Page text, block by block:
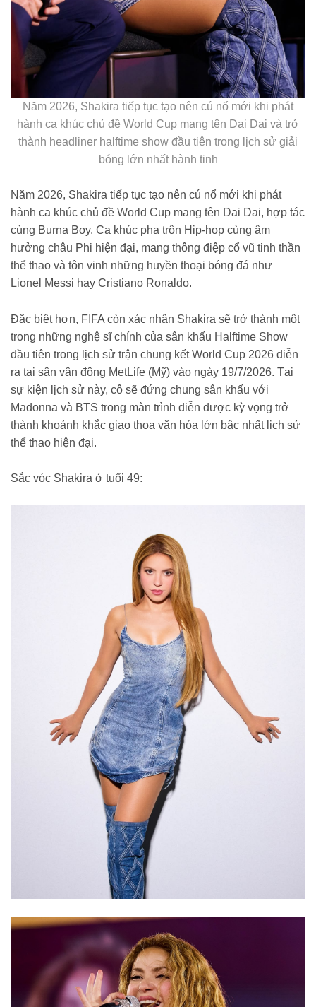
Năm 2026, Shakira tiếp tục tạo nên cú nổ mới khi phát
hành ca khúc chủ đề World Cup mang tên Dai Dai và trở
thành headliner halftime show đầu tiên trong lịch sử giải
bóng lớn nhất hành tinh
Năm 2026, Shakira tiếp tục tạo nên cú nổ mới khi phát
hành ca khúc chủ đề World Cup mang tên Dai Dai, hợp tác
cùng Burna Boy. Ca khúc pha trộn Hip-hop cùng âm
hưởng châu Phi hiện đại, mang thông điệp cổ vũ tinh thần
thể thao và tôn vinh những huyền thoại bóng đá như
Lionel Messi hay Cristiano Ronaldo.
Đặc biệt hơn, FIFA còn xác nhận Shakira sẽ trở thành một
trong những nghệ sĩ chính của sân khấu Halftime Show
đầu tiên trong lịch sử trận chung kết World Cup 2026 diễn
ra tại sân vận động MetLife (Mỹ) vào ngày 19/7/2026. Tại
sự kiện lịch sử này, cô sẽ đứng chung sân khấu với
Madonna và BTS trong màn trình diễn được kỳ vọng trở
thành khoảnh khắc giao thoa văn hóa lớn bậc nhất lịch sử
thể thao hiện đại.
Sắc vóc Shakira ở tuổi 49: